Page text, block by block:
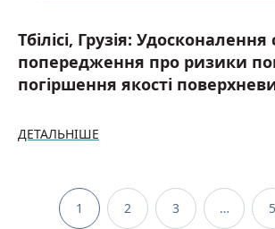
Тбілісі, Грузія:
попередження про ризики
погіршення якості
ДЕТАЛЬНІШЕ
1 2 3 … 5